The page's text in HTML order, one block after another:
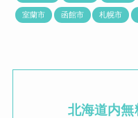
室蘭市 函館市 札幌市
北海道内無